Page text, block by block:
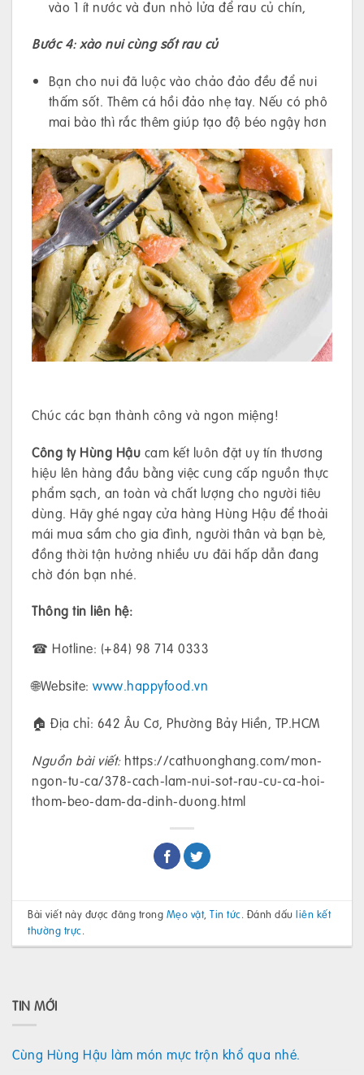
vào 1 ít nước và đun nhỏ lửa để rau củ chín,
Bước 4: xào nui cùng sốt rau củ
Bạn cho nui đã luộc vào chảo đảo đều để nui
thấm sốt. Thêm cá hồi đảo nhẹ tay. Nếu có phô
mai bào thì rắc thêm giúp tạo độ béo ngậy hơn
Chúc các bạn thành công và ngon miệng!
Công ty Hùng Hậu cam kết luôn đặt uy tín thương
hiệu lên hàng đầu bằng việc cung cấp nguồn thực
phẩm sạch, an toàn và chất lượng cho người tiêu
dùng. Hãy ghé ngay cửa hàng Hùng Hậu để thoải
mái mua sắm cho gia đình, người thân và bạn bè,
đồng thời tận hưởng nhiều ưu đãi hấp dẫn đang
chờ đón bạn nhé.
Thông tin liên hệ:
☎ Hotline: (+84) 98 714 0333
🌐Website: www.happyfood.vn
🏠 Địa chỉ: 642 Âu Cơ, Phường Bảy Hiền, TP.HCM
Nguồn bài viết:https://cathuonghang.com/mon-
ngon-tu-ca/378-cach-lam-nui-sot-rau-cu-ca-hoi-
thom-beo-dam-da-dinh-duong.html
Bài viết này được đăng trong Mẹo vặt,Tin tức. Đánh dấuliên kết
thường trực.
TIN MỚI
Cùng Hùng Hậu làm món mực trộn khổ qua nhé.